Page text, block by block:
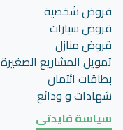
قروض شخصية
قروض سيارات
قروض منازل
تمويل المشاريع الصغيرة
بطاقات ائتمان
شهادات و ودائع
سياسة فايدتى